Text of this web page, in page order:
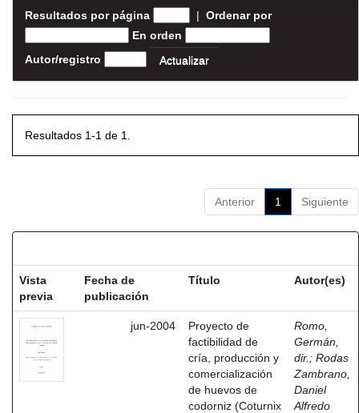
Resultados por página | Ordenar por
En orden
Autor/registro
Resultados 1-1 de 1.
Anterior 1 Siguiente
Vista
previa
Fecha de
publicación
Título Autor(es)
jun-2004
Proyecto de
factibilidad de
cría, producción y
comercialización
de huevos de
codorniz (Coturnix
Romo,
Germán,
dir. ; Rodas
Zambrano,
Daniel
Alfredo